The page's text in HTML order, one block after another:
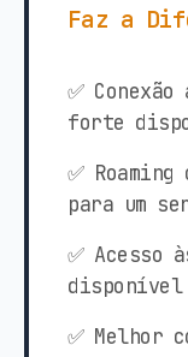
Faz a
✅
forte
✅
para um
✅ Acesso
disponível
✅ Melhor